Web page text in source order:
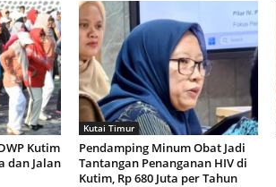
Kutim
dan Jalan
Kutai Timur
Pendamping Minum Obat Jadi
Tantangan Penanganan HIV di
Kutim, Rp 680 Juta per Tahun